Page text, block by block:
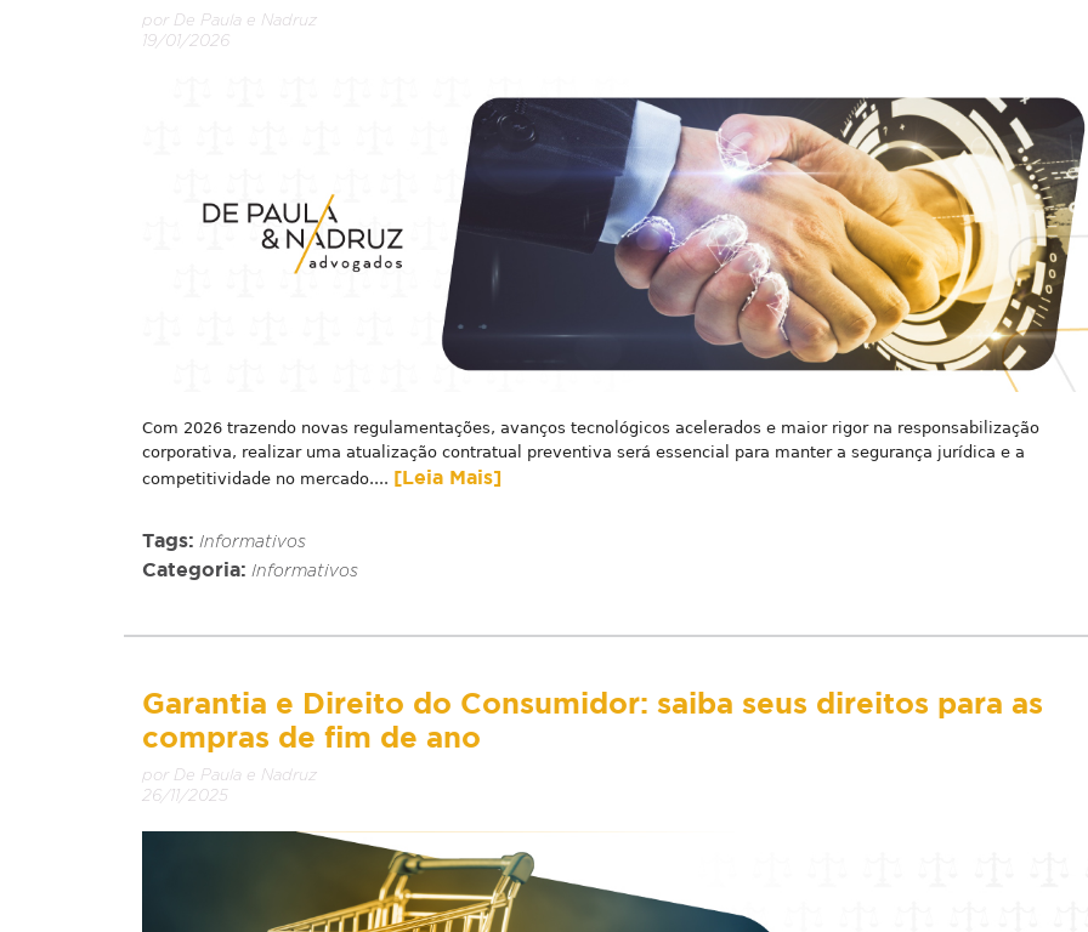
por De Paula e Nadruz
19/01/2026
Com 2026 trazendo novas regulamentações, avanços tecnológicos acelerados e maior rigor na responsabilização
corporativa, realizar uma atualização contratual preventiva será essencial para manter a segurança jurídica e a
competitividade no mercado.... [Leia Mais]
Tags: Informativos
Categoria: Informativos
Garantia e Direito do Consumidor: saiba seus direitos para as
compras de fim de ano
por De Paula e Nadruz
26/11/2025